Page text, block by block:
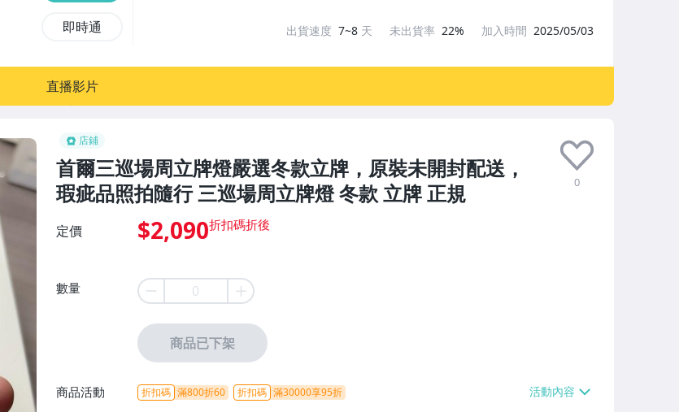
店鋪
首爾三巡場周立牌燈嚴選冬款立牌，原裝未開封配送，
瑕疵品照拍隨行 三巡場周立牌燈 冬款 立牌 正規
0
定價 $2,090
數量
商品已下架
商品活動 折扣碼 滿800折60 折扣碼 滿30000享95折
即時通 出貨速度 7~8 天 未出貨率 22% 加入時間 2025/05/03
直播影片